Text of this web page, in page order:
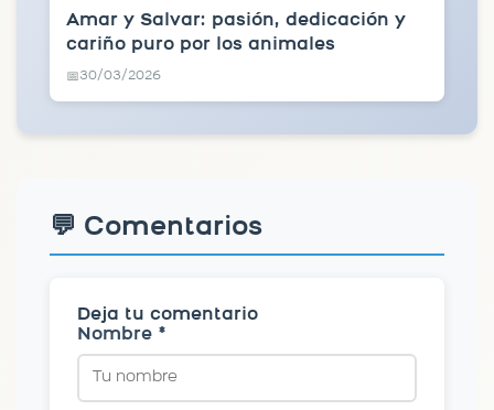
Amar y Salvar: pasión, dedicación y
cariño puro por los animales
📅30/03/2026
💬 Comentarios
Deja tu comentario
Nombre *